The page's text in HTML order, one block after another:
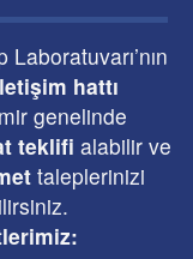
Laboratuvarı’nın
hattı
genelinde
teklifi alabilir ve
taleplerinizi